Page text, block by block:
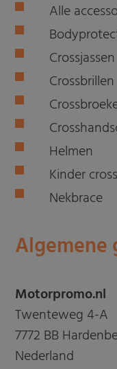
Alle
Crossjassen
Crossbrillen
Helmen
Kinder
Nekbrace
Algemene
Motorpromo.nl
Twenteweg 4-A
7772 BB
Nederland